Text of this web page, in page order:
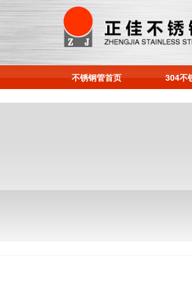
不锈钢管首页 304不